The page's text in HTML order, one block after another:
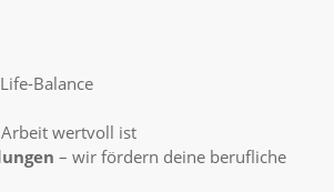
Balance
wertvoll ist
– wir fördern deine berufliche